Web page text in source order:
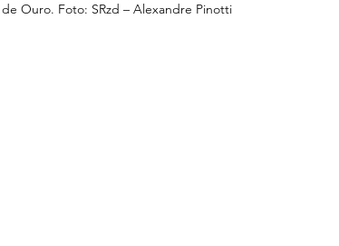
Ouro. Foto: SRzd – Alexandre Pinotti